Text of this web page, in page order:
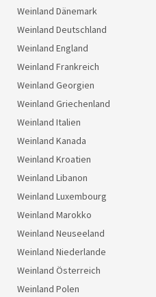
Weinland Dänemark
Weinland Deutschland
Weinland England
Weinland Frankreich
Weinland Georgien
Weinland Griechenland
Weinland Italien
Weinland Kanada
Weinland Kroatien
Weinland Libanon
Weinland Luxembourg
Weinland Marokko
Weinland Neuseeland
Weinland Niederlande
Weinland Österreich
Weinland Polen